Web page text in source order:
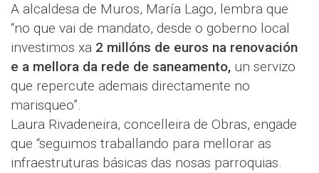
A alcaldesa de Muros, María Lago, lembra que
“no que vai de mandato, desde o goberno local
investimos xa 2 millóns de euros na renovación
e a mellora da rede de saneamento, un servizo
que repercute ademais directamente no
marisqueo”.
Laura Rivadeneira, concelleira de Obras, engade
que “seguimos traballando para mellorar as
infraestruturas básicas das nosas parroquias.